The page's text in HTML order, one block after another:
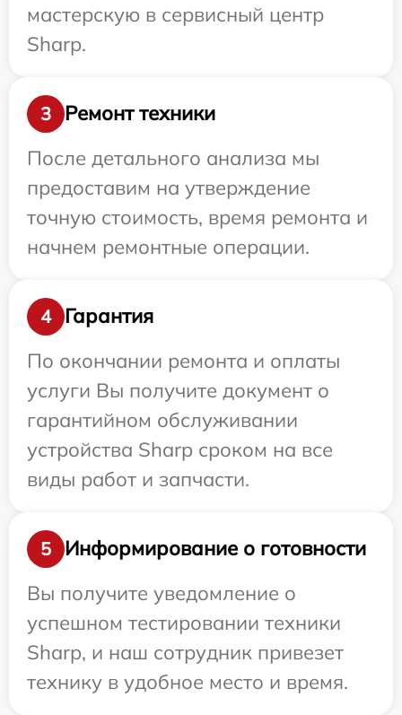
мастерскую в сервисный центр
Sharp.
3
Ремонт техники
После детального анализа мы
предоставим на утверждение
точную стоимость, время ремонта и
начнем ремонтные операции.
4
Гарантия
По окончании ремонта и оплаты
услуги Вы получите документ о
гарантийном обслуживании
устройства Sharp сроком на все
виды работ и запчасти.
5
Информирование о готовности
Вы получите уведомление о
успешном тестировании техники
Sharp, и наш сотрудник привезет
технику в удобное место и время.